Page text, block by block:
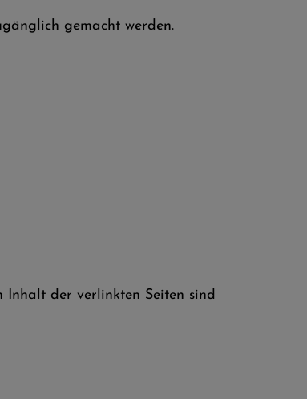
gemacht werden.
der verlinkten Seiten sind